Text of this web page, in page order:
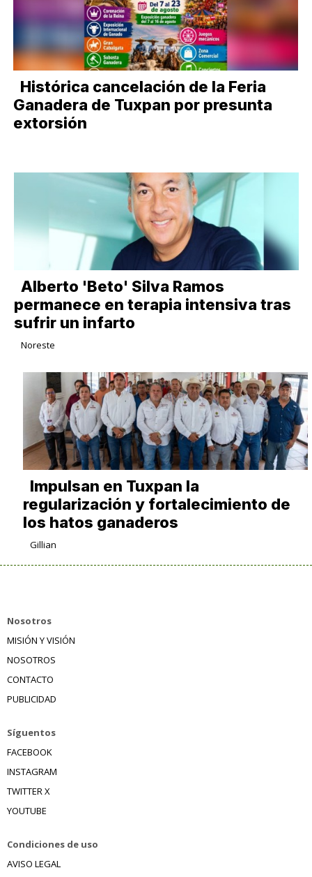
Histórica cancelación de la Feria
Ganadera de Tuxpan por presunta
extorsión
Alberto 'Beto' Silva Ramos
permanece en terapia intensiva tras
sufrir un infarto
Noreste
Impulsan en Tuxpan la
regularización y fortalecimiento de
los hatos ganaderos
Gillian
Nosotros
MISIÓN Y VISIÓN
NOSOTROS
CONTACTO
PUBLICIDAD
Síguentos
FACEBOOK
INSTAGRAM
TWITTER X
YOUTUBE
Condiciones de uso
AVISO LEGAL